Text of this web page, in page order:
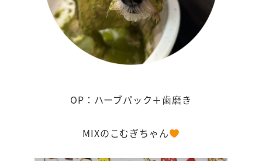
OP：ハーブパック＋歯磨き
MIXのこむぎちゃん